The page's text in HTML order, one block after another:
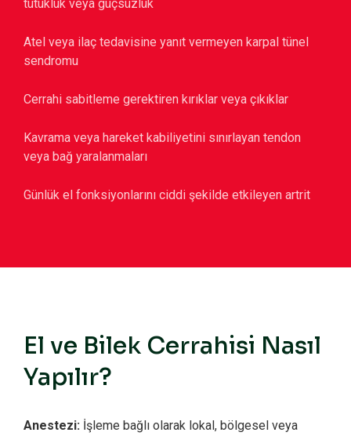
tutukluk veya güçsüzlük
Atel veya ilaç tedavisine yanıt vermeyen karpal tünel
sendromu
Cerrahi sabitleme gerektiren kırıklar veya çıkıklar
Kavrama veya hareket kabiliyetini sınırlayan tendon
veya bağ yaralanmaları
Günlük el fonksiyonlarını ciddi şekilde etkileyen artrit
El ve Bilek Cerrahisi Nasıl
Yapılır?
Anestezi: İşleme bağlı olarak lokal, bölgesel veya